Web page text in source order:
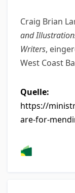
Craig Brian
and
Writers,
West Coast
Quelle:
https://
are-for-